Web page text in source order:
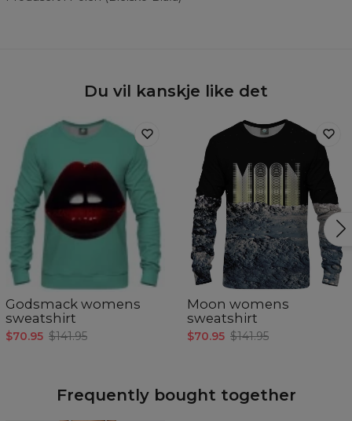
Du vil kanskje like det
Godsmack womens
sweatshirt
$70.95 $141.95
Moon womens
sweatshirt
$70.95 $141.95
Frequently bought together